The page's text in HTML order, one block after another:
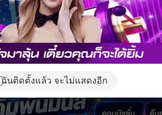
ฉันติดตั้งแล้ว จะไม่แสดงอีก